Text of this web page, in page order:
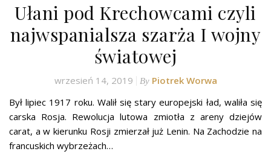
Ułani pod Krechowcami czyli
najwspanialsza szarża I wojny
światowej
wrzesień 14, 2019 By Piotrek Worwa
Był lipiec 1917 roku. Walił się stary europejski ład, waliła się
carska Rosja. Rewolucja lutowa zmiotła z areny dziejów
carat, a w kierunku Rosji zmierzał już Lenin. Na Zachodzie na
francuskich wybrzeżach…